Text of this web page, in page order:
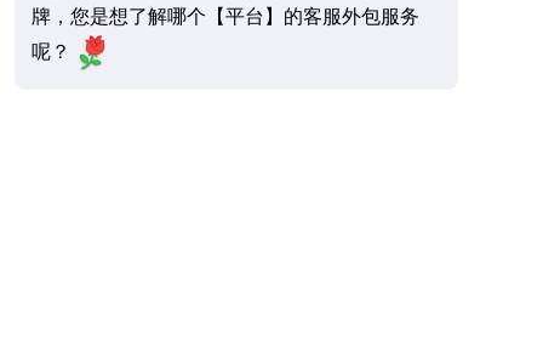
牌，您是想了解哪个【平台】的客服外包服务
呢？